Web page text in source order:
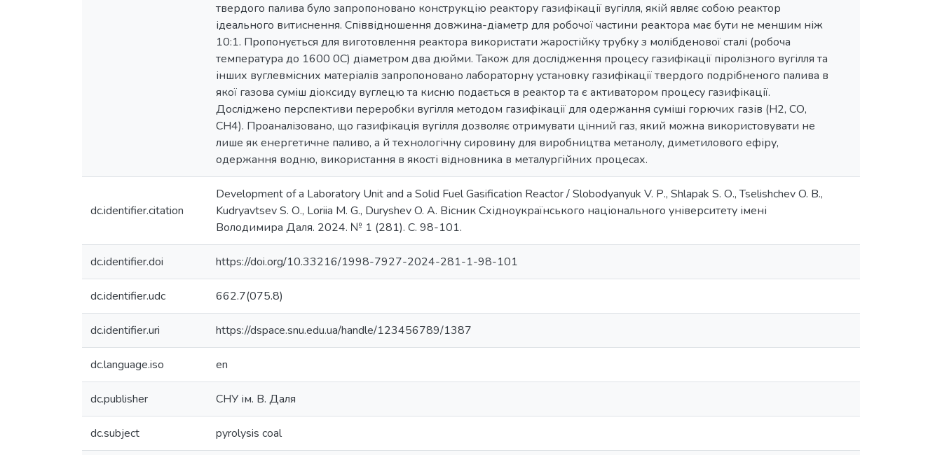
твердого палива було запропоновано конструкцію реактору газифікації вугілля, якій являє собою реактор
ідеального витиснення. Співвідношення довжина-діаметр для робочої частини реактора має бути не меншим ніж
10:1. Пропонується для виготовлення реактора використати жаростійку трубку з молібденової сталі (робоча
температура до 1600 0С) діаметром два дюйми. Також для дослідження процесу газифікації піролізного вугілля та
інших вуглевмісних матеріалів запропоновано лабораторну установку газифікації твердого подрібненого палива в
якої газова суміш діоксиду вуглецю та кисню подається в реактор та є активатором процесу газифікації.
Досліджено перспективи переробки вугілля методом газифікації для одержання суміші горючих газів (Н2, СО,
СН4). Проаналізовано, що газифікація вугілля дозволяє отримувати цінний газ, який можна використовувати не
лише як енергетичне паливо, а й технологічну сировину для виробництва метанолу, диметилового ефіру,
одержання водню, використання в якості відновника в металургійних процесах.
dc.identifier.citation
Development of a Laboratory Unit and a Solid Fuel Gasification Reactor / Slobodyanyuk V. Р., Shlapak S. О., Tselishchev O. В.,
Kudryavtsev S. О., Loriia M. G., Duryshev O. A. Вісник Східноукраїнського національного університету імені
Володимира Даля. 2024. № 1 (281). С. 98-101.
dc.identifier.doi https://doi.org/10.33216/1998-7927-2024-281-1-98-101
dc.identifier.udc 662.7(075.8)
dc.identifier.uri https://dspace.snu.edu.ua/handle/123456789/1387
dc.language.iso en
dc.publisher СНУ ім. В. Даля
dc.subject pyrolysis coal